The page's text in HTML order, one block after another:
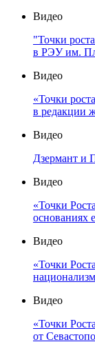
Видео
"Точки
в РЭУ им.
Видео
«Точки
в редакции
Видео
Дзермант и
Видео
«Точки
основаниях
Видео
«Точки
Видео
«Точки
от